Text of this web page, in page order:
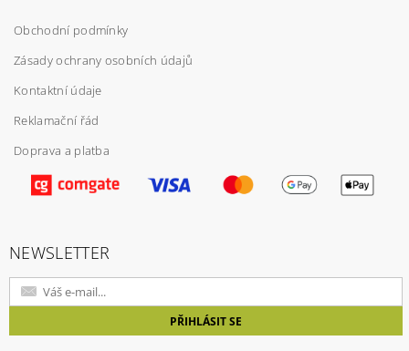
Vložením hodnocení souhlasíte spodmínkami
ochrany osobních údajů
Obchodní podmínky
Zásady ochrany osobních údajů
Kontaktní údaje
Reklamační řád
Doprava a platba
NEWSLETTER